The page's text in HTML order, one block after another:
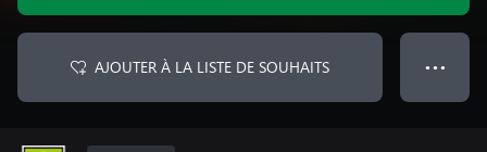
AJOUTER À LA LISTE DE SOUHAITS ● ● ●